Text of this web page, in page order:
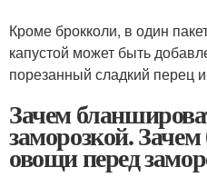
Кроме брокколи, в один
капустой может быть
порезанный сладкий перец
Зачем
заморозкой.
овощи перед